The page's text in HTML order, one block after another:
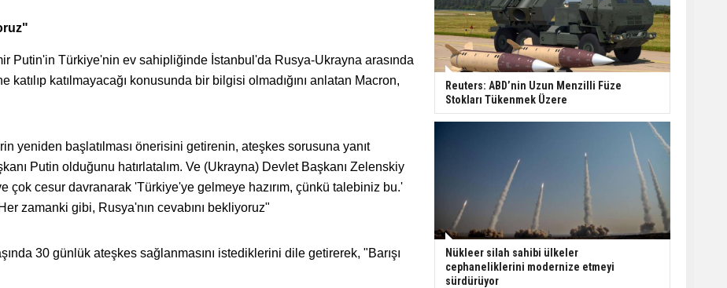
Putin'in Türkiye'nin ev sahipliğinde İstanbul'da Rusya-Ukrayna arasında
katılıp katılmayacağı konusunda bir bilgisi olmadığını anlatan Macron,
yeniden başlatılması önerisini getirenin, ateşkes sorusuna yanıt
Putin olduğunu hatırlatalım. Ve (Ukrayna) Devlet Başkanı Zelenskiy
çok cesur davranarak 'Türkiye'ye gelmeye hazırım, çünkü talebiniz bu.'
zamanki gibi, Rusya'nın cevabını bekliyoruz"
30 günlük ateşkes sağlanmasını istediklerini dile getirerek, "Barışı
Reuters: ABD’nin Uzun Menzilli Füze
Stokları Tükenmek Üzere
Nükleer silah sahibi ülkeler
cephaneliklerini modernize etmeyi
sürdürüyor